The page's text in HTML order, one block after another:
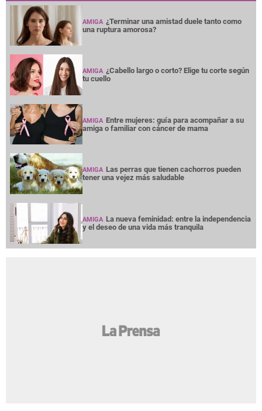
AMIGA ¿Terminar una amistad duele tanto como
una ruptura amorosa?
AMIGA ¿Cabello largo o corto? Elige tu corte según
tu cuello
AMIGA Entre mujeres: guía para acompañar a su
amiga o familiar con cáncer de mama
AMIGA Las perras que tienen cachorros pueden
tener una vejez más saludable
AMIGA La nueva feminidad: entre la independencia
y el deseo de una vida más tranquila